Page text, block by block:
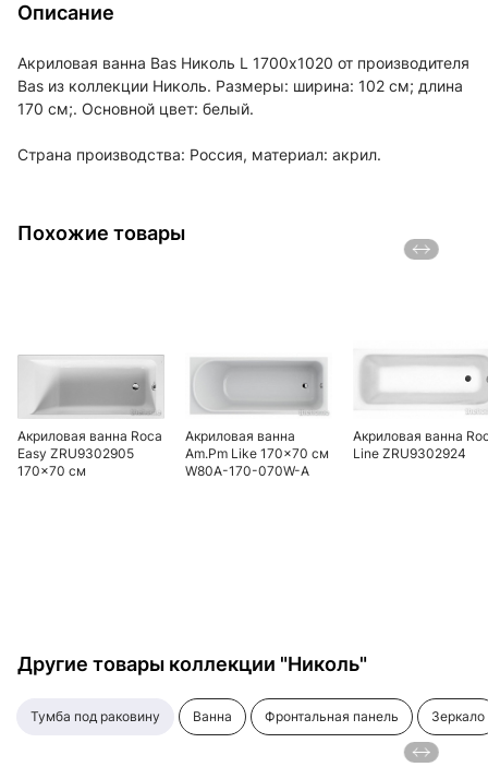
Описание
Акриловая ванна Bas Николь L 1700х1020 от производителя
Bas из коллекции Николь. Размеры: ширина: 102 см; длина
170 см;. Основной цвет: белый.
Страна производства: Россия, материал: акрил.
Похожие товары
Акриловая ванна Roca
Easy ZRU9302905
170x70 см
Акриловая ванна
Am.Pm Like 170x70 см
W80A-170-070W-A
Акриловая ванна
Line ZRU9302924
Другие товары коллекции "Николь"
тумба под раковину ванна фронтальная панель зеркало